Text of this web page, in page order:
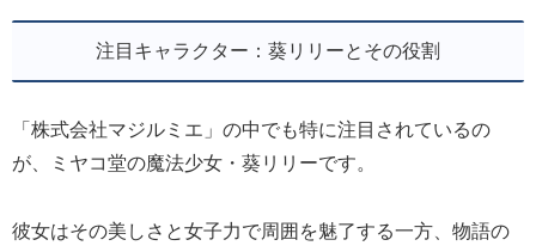
注目キャラクター：葵リリーとその役割
「株式会社マジルミエ」の中でも特に注目されているの
が、ミヤコ堂の魔法少女・葵リリーです。
彼女はその美しさと女子力で周囲を魅了する一方、物語の